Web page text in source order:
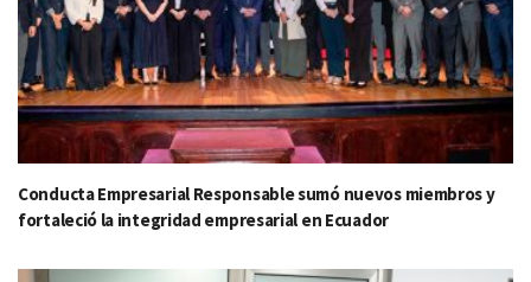
Conducta Empresarial Responsable sumó nuevos miembros y
fortaleció la integridad empresarial en Ecuador